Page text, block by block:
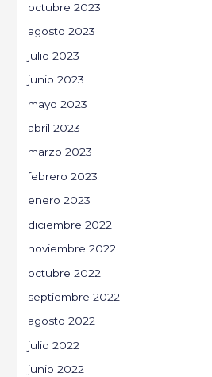
octubre 2023
agosto 2023
julio 2023
junio 2023
mayo 2023
abril 2023
marzo 2023
febrero 2023
enero 2023
diciembre 2022
noviembre 2022
octubre 2022
septiembre 2022
agosto 2022
julio 2022
junio 2022